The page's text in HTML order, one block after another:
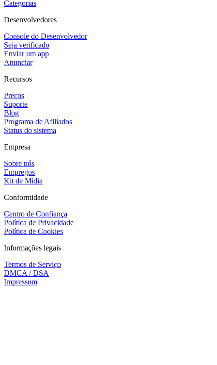
Categorias
Desenvolvedores
Console do Desenvolvedor
Seja verificado
Enviar um app
Anunciar
Recursos
Preços
Suporte
Blog
Programa de Afiliados
Status do sistema
Empresa
Sobre nós
Empregos
Kit de Mídia
Conformidade
Centro de Confiança
Política de Privacidade
Política de Cookies
Informações legais
Termos de Serviço
DMCA / DSA
Impressum